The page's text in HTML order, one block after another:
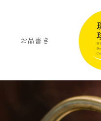
お品書き